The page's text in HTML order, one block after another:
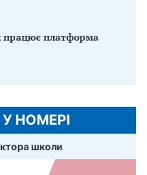
працює платформа
НОМЕРІ
школи